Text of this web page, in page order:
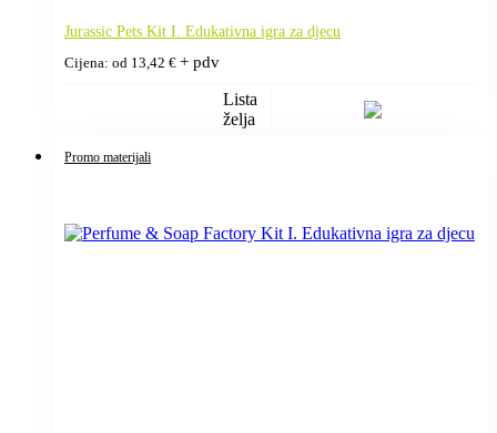
Jurassic Pets Kit I. Edukativna igra za djecu
Cijena: od 13,42 € + pdv
Lista
želja
Promo materijali